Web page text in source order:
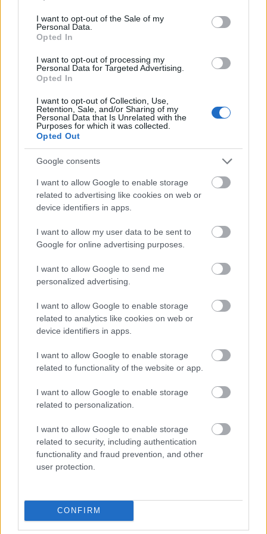
use your data for below specified purposes in below Google
consent section.
I want to opt-out of the Sale of my
Personal Data.
Opted In
I want to opt-out of processing my
Personal Data for Targeted Advertising.
Opted In
I want to opt-out of Collection, Use,
Retention, Sale, and/or Sharing of my
Personal Data that Is Unrelated with the
Purposes for which it was collected.
Opted Out
Google consents
I want to allow Google to enable storage
related to advertising like cookies on web or
device identifiers in apps.
I want to allow my user data to be sent to
Google for online advertising purposes.
I want to allow Google to send me
personalized advertising.
I want to allow Google to enable storage
related to analytics like cookies on web or
device identifiers in apps.
I want to allow Google to enable storage
related to functionality of the website or app.
I want to allow Google to enable storage
related to personalization.
I want to allow Google to enable storage
related to security, including authentication
functionality and fraud prevention, and other
user protection.
CONFIRM
Az esetben érintett autóbuszvezetőt
felettesei meghallgatták. Az autóbuszvezető
előadta, hogy a jelzett megállóhelyet a
szabályoknak megfelelően közelítette meg,
nem emlékszik az esetre, de a Duna utcai
megállónál különös figyelemmel közlekedik,
mert az utasok ott több irányba is
mehetnek.
álláspontja eltér egymástól, ezért a
munkáltatónak nem állt módjában
figyelmét a munkáltatói jogkört gyakorlója
nyomatékosan felhívta a mindenkor és
minden helyzetben elvárandó szolgáltatói
magatartás és az utaskiszolgálás
fontosságára. Az érintett dolgozó
munkavégzését a munkáltatói jogkört
gyakorlója ellenőriztetni fogja, és
amennyiben bármilyen szabálytalanságot
észlel, fegyelmi eljárást fog kezdeményezni.
Amennyiben panaszának elutasításával
nem ért egyet, és azt jelzi felénk, panaszát 5
napon belül a Nemzeti Közlekedési
Hatósághoz továbbítjuk – kivéve, ha
válaszlevelében egyértelműen ennek
mellőzését kéri – az ügy elbírálása céljából.
eredményéről közvetlenül a Nemzeti
Közlekedési Hatóság fogja tájékoztatni.